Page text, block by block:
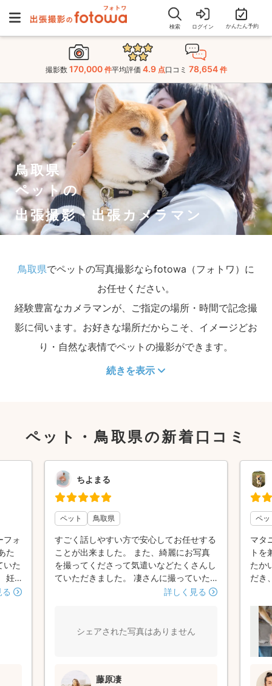
検索 ログイン かんたん予約
撮影数 170,000 件平均評価 4.9 点口コミ 78,654 件
鳥取県
ペットの
出張撮影・出張カメラマン
鳥取県でペットの写真撮影ならfotowa（フォトワ）に
お任せください。
経験豊富なカメラマンが、ご指定の場所・時間で記念撮
影に伺います。お好きな場所だからこそ、イメージどお
り・自然な表情でペットの撮影ができます。
続きを表示
ペット・鳥取県の新着口コミ
フォ
た
いた
妊
った
ちよまる
ペット 鳥取県
すごく話しやすい方で安心してお任せする
ことが出来ました。 また、綺麗にお写真
を撮ってくださって気遣いなどたくさんし
ていただきました。 凄さんに撮っていた
詳しく見る
シェアされた写真はありません
藤原凄
ペッ
マタ
トを
たか
だき
ま
し
と